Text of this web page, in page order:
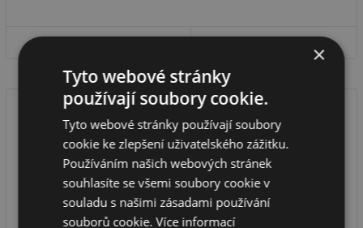
Xvent s.r.o.
Jsme česká firma, která vyvíjí a vyrábí průmyslové vytápění,
vzduchové clony, rekuperační jednotky a čističky vzduchu s důrazem
na ...
×
Tyto webové stránky
používají soubory cookie.
Tyto webové stránky používají soubory
cookie ke zlepšení uživatelského zážitku.
Používáním našich webových stránek
souhlasíte se všemi soubory cookie v
souladu s našimi zásadami používání
souborů cookie.Více informací